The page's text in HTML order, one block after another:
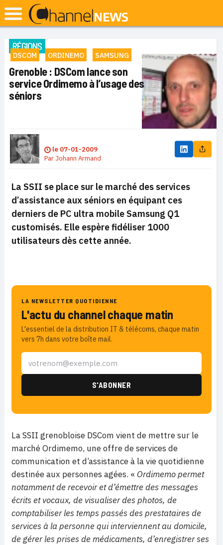
RÉGIONS
DSCOM ORDINEMO SAMSUNG
Grenoble : DSCom lance son
service Ordimemo à l’usage des
séniors
le 07-01-2009
Par Johann Armand
La SSII se place sur le marché des services
d’assistance aux séniors en équipant ces
derniers de PC ultra mobile Samsung Q1
customisés. Elle espère fidéliser 1000
utilisateurs dès cette année.
LA NEWSLETTER QUOTIDIENNE
L'actu du channel chaque matin
L'essentiel de la distribution IT & télécoms, chaque matin
vers 7h dans votre boîte mail.
La SSII grenobloise DSCom vient de mettre sur le
marché Ordimemo, une offre de services de
communication et d’assistance à la vie quotidienne
destinée aux personnes agées. « Ordimemo permet
notamment de recevoir et d’émettre des messages
écrits et vocaux, de visualiser des photos, de
comptabiliser les temps passés des prestataires de
services à la personne qui interviennent au domicile,
de gérer les prises de médicaments, d’enregistrer ses